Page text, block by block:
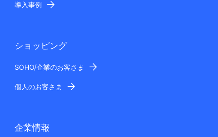
導入事例
ショッピング
SOHO/企業のお客さま
個人のお客さま
企業情報